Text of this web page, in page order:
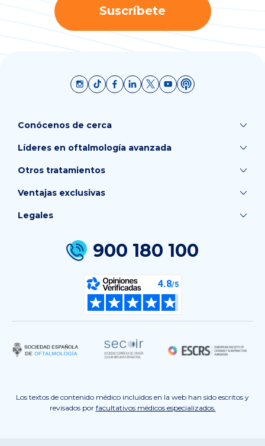
Suscríbete
Conócenos de cerca
Líderes en oftalmología avanzada
Otros tratamientos
Ventajas exclusivas
900 180 100
Legales
Los textos de contenido médico incluidos en la web han sido escritos y
revisados por facultativos médicos especializados.